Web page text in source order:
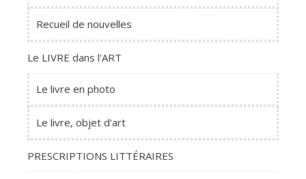
Recueil de nouvelles
Le LIVRE dans l'ART
Le livre en photo
Le livre, objet d'art
PRESCRIPTIONS LITTÉRAIRES